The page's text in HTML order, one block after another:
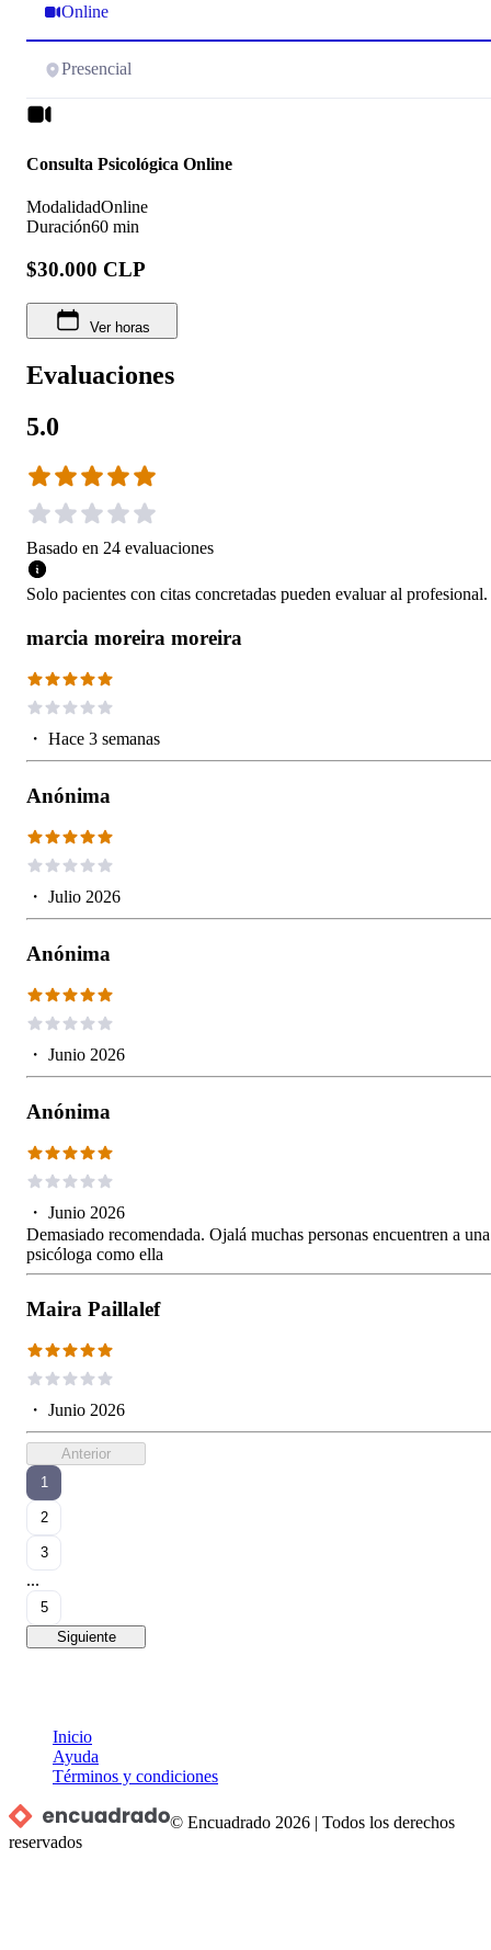
Online
Presencial
Consulta Psicológica Online
ModalidadOnline
Duración60 min
$30.000 CLP
Ver horas
Evaluaciones
5.0
Basado en 24 evaluaciones
Solo pacientes con citas concretadas pueden evaluar al profesional.
marcia moreira moreira
・ Hace 3 semanas
Anónima
・ Julio 2026
Anónima
・ Junio 2026
Anónima
・ Junio 2026
Demasiado recomendada. Ojalá muchas personas encuentren a una
psicóloga como ella
Maira Paillalef
・ Junio 2026
Anterior
1
2
3
...
5
Siguiente
Inicio
Ayuda
Términos y condiciones
© Encuadrado 2026 |Todos los derechos
reservados